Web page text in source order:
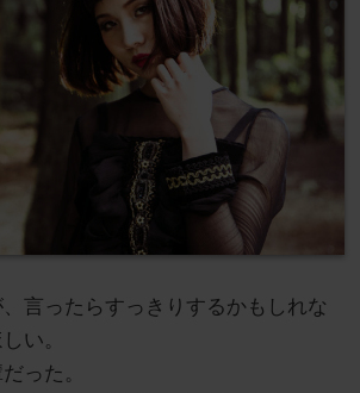
言ったらすっきりするかもしれな
い。
った。